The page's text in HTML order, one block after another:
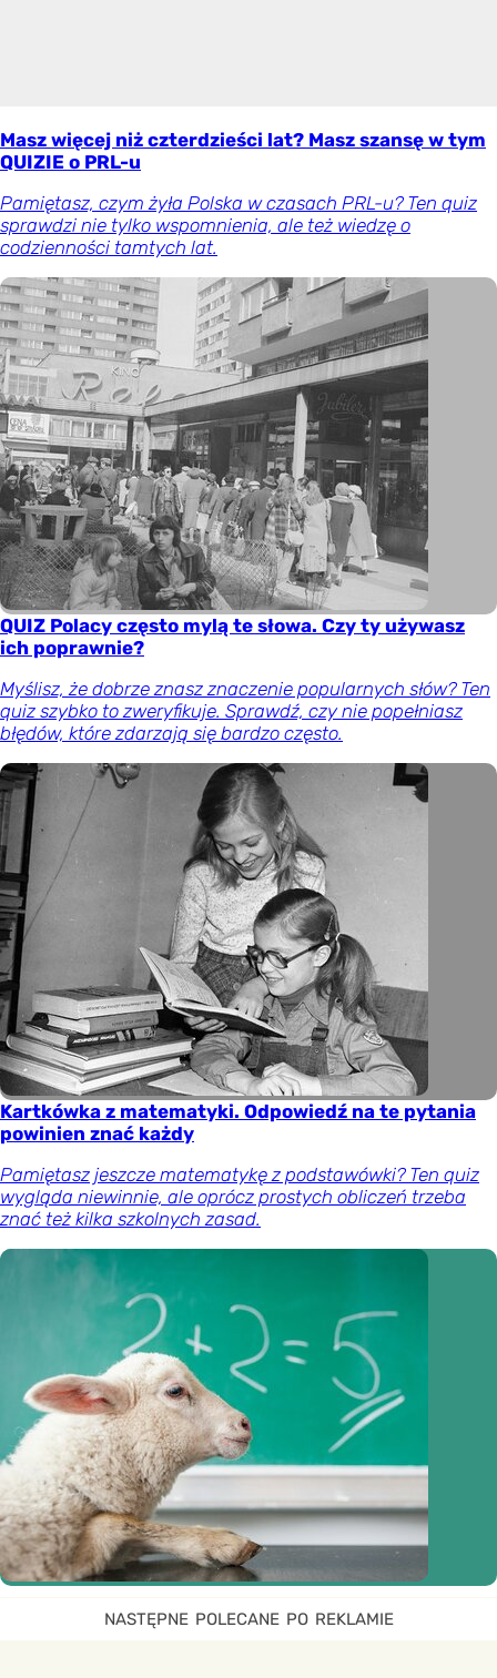
Masz więcej niż czterdzieści lat? Masz szansę w tym
QUIZIE o PRL-u
Pamiętasz, czym żyła Polska w czasach PRL-u? Ten quiz
sprawdzi nie tylko wspomnienia, ale też wiedzę o
codzienności tamtych lat.
QUIZ Polacy często mylą te słowa. Czy ty używasz
ich poprawnie?
Myślisz, że dobrze znasz znaczenie popularnych słów? Ten
quiz szybko to zweryfikuje. Sprawdź, czy nie popełniasz
błędów, które zdarzają się bardzo często.
Kartkówka z matematyki. Odpowiedź na te pytania
powinien znać każdy
Pamiętasz jeszcze matematykę z podstawówki? Ten quiz
wygląda niewinnie, ale oprócz prostych obliczeń trzeba
znać też kilka szkolnych zasad.